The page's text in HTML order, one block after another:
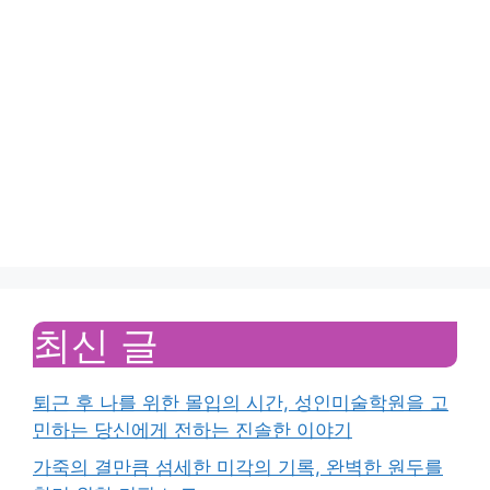
최신 글
퇴근 후 나를 위한 몰입의 시간, 성인미술학원을 고
민하는 당신에게 전하는 진솔한 이야기
가죽의 결만큼 섬세한 미각의 기록, 완벽한 원두를